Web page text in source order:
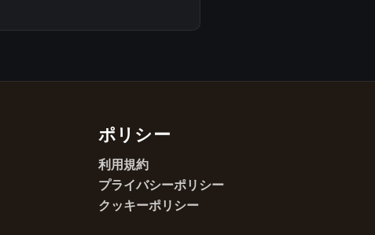
ポリシー
利用規約
プライバシーポリシー
クッキーポリシー